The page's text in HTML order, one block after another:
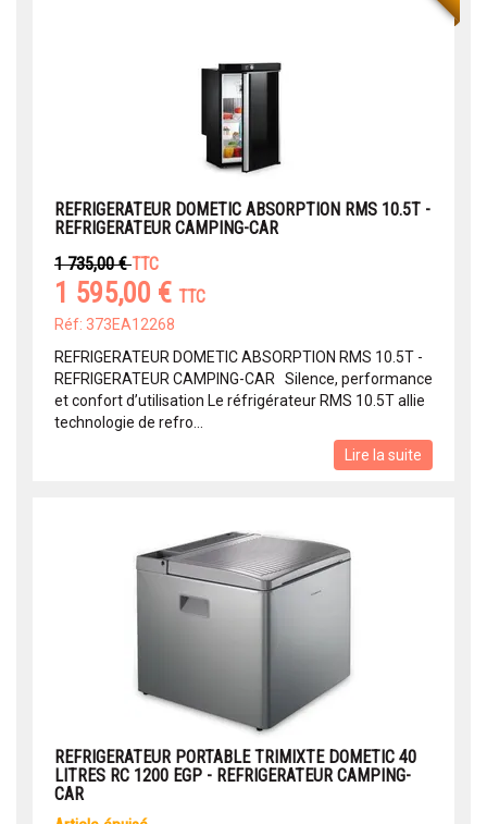
REFRIGERATEUR DOMETIC ABSORPTION RMS 10.5T -
REFRIGERATEUR CAMPING-CAR
1 735,00 €TTC
1 595,00 € TTC
Réf: 373EA12268
REFRIGERATEUR DOMETIC ABSORPTION RMS 10.5T -
REFRIGERATEUR CAMPING-CAR Silence, performance
et confort d’utilisation Le réfrigérateur RMS 10.5T allie
technologie de refro...
Lire la suite
REFRIGERATEUR PORTABLE TRIMIXTE DOMETIC 40
LITRES RC 1200 EGP - REFRIGERATEUR CAMPING-
CAR